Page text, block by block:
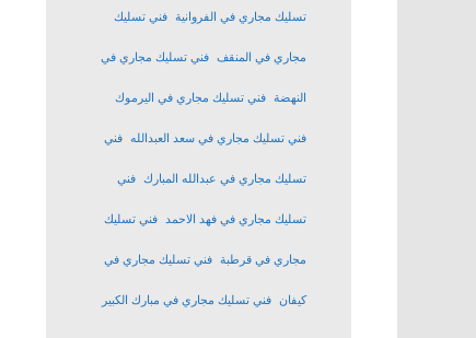
تسليك مجاري في الفروانية فني تسليك
مجاري في المنقف فني تسليك مجاري في
النهضة فني تسليك مجاري في اليرموك
فني تسليك مجاري في سعد العبدالله فني
تسليك مجاري في عبدالله المبارك فني
تسليك مجاري في فهد الاحمد فني تسليك
مجاري في قرطبة فني تسليك مجاري في
كيفان فني تسليك مجاري في مبارك الكبير